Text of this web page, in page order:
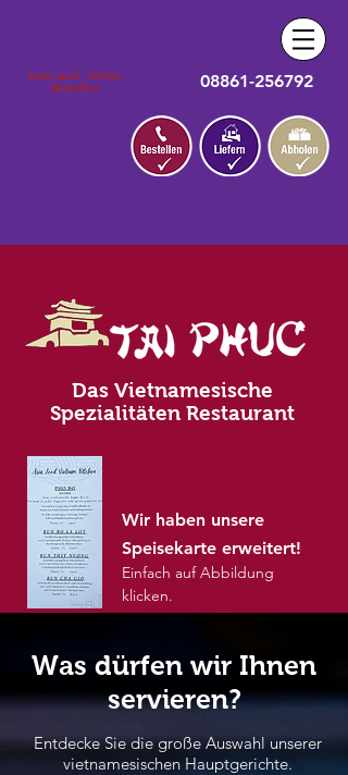
Jetzt auch Online
Bestellen
08861-256792
Das Vietnamesische
Spezialitäten Restaurant
Wir haben unsere
Speisekarte erweitert!
Einfach auf Abbildung
klicken.
Was dürfen wir Ihnen
servieren?
Entdecke Sie die große Auswahl unserer
vietnamesischen Hauptgerichte.